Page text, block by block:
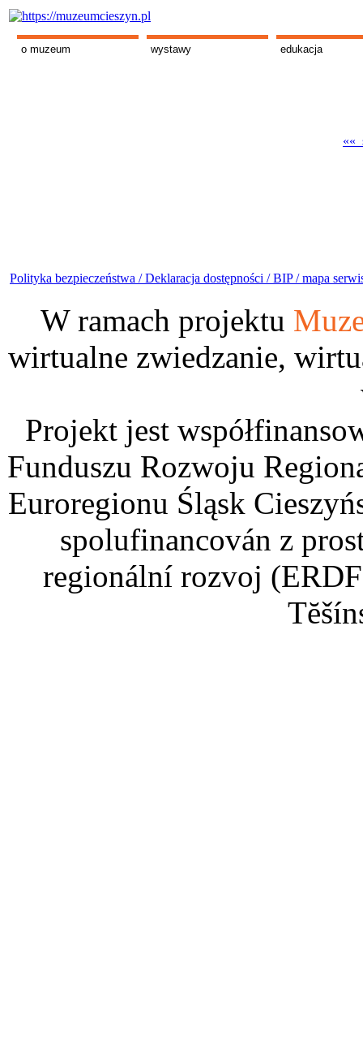
o muzeum wystawy edukacja
««
Polityka bezpieczeństwa /Deklaracja dostępności /BIP /mapa
W ramach projektu
wirtualne zwiedzanie,
Projekt jest
Funduszu Rozwoju
Euroregionu Śląsk
spolufinancován z
regionální rozvoj